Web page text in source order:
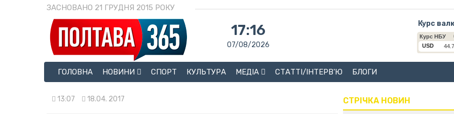
ЗАСНОВАНО 21 ГРУДНЯ 2015 РОКУ
17:16
07/08/2026
Курс
ГОЛОВНА
НОВИНИ СПОРТ КУЛЬТУРА МЕДІА СТАТТІ/ІНТЕРВ'Ю БЛОГИ
13:07 18.04. 2017 СТРІЧКА НОВИН